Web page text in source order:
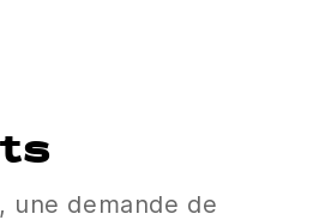
une demande de